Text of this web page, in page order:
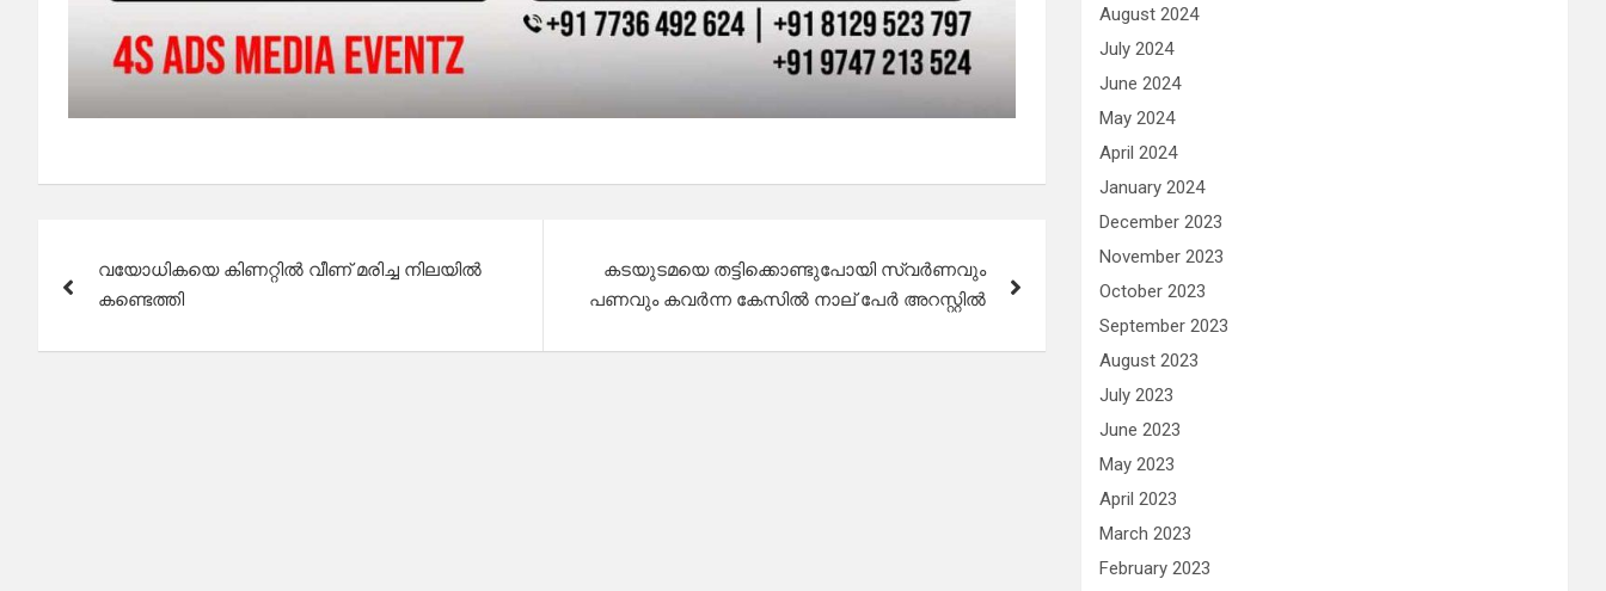
navigation
വയോധികയെ കിണറ്റിൽ വീണ് മരിച്ച നിലയിൽ
കണ്ടെത്തി
കടയുടമയെ തട്ടിക്കൊണ്ടുപോയി സ്വര്‍ണവും
പണവും കവര്‍ന്ന കേസില്‍ നാല് പേര്‍ അറസ്റ്റില്‍
August 2024
July 2024
June 2024
May 2024
April 2024
January 2024
December 2023
November 2023
October 2023
September 2023
August 2023
July 2023
June 2023
May 2023
April 2023
March 2023
February 2023